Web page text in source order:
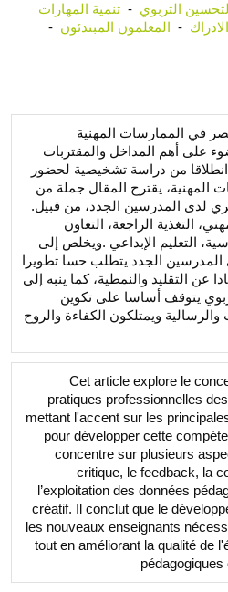
التربوي -تنمية المهارات
الادراك - المعلمون المبتدئون -
في الممارسات المهنية
على أهم المداخل والمقتربات
انطلاقا من دراسة تشخيصية لحضور
المهنية، يقترح المقال جملة من
لدى المدرسين الجدد، من قبيل.
التغذية الراجعة، التعاون
التعليم الإبداعي .ويخلص إلى
المدرسين الجدد يتطلب حسا تطويرا
عن التقليد والنمطية، كما ينبه إلى
يتوقف أساسا على تكوين
ويمتلكون الكفاءة والروح
Cet article explore le
pratiques professionnelles
mettant l'accent sur les
pour développer cette
concentre sur plusieurs
critique, le feedback, la
l’exploitation des données
créatif. Il conclut que le
les nouveaux enseignants
tout en améliorant la qualité de